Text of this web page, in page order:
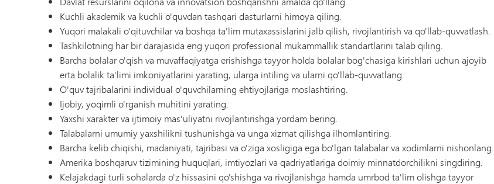
Kuchli akademik va kuchli o'quvdan tashqari dasturlarni himoya qiling.
Yuqori malakali o'qituvchilar va boshqa ta'lim mutaxassislarini jalb qilish, rivojlantirish va qo'llab-quvvatlash.
Tashkilotning har bir darajasida eng yuqori professional mukammallik standartlarini talab qiling.
Barcha bolalar o'qish va muvaffaqiyatga erishishga tayyor holda bolalar bog'chasiga kirishlari uchun ajoyib
erta bolalik ta'limi imkoniyatlarini yarating, ularga intiling va ularni qo'llab-quvvatlang.
O'quv tajribalarini individual o'quvchilarning ehtiyojlariga moslashtiring.
Ijobiy, yoqimli o'rganish muhitini yarating.
Yaxshi xarakter va ijtimoiy mas'uliyatni rivojlantirishga yordam bering.
Talabalarni umumiy yaxshilikni tushunishga va unga xizmat qilishga ilhomlantiring.
Barcha kelib chiqishi, madaniyati, tajribasi va o'ziga xosligiga ega bo'lgan talabalar va xodimlarni nishonlang.
Amerika boshqaruv tizimining huquqlari, imtiyozlari va qadriyatlariga doimiy minnatdorchilikni singdiring.
Kelajakdagi turli sohalarda o'z hissasini qo'shishga va rivojlanishga hamda umrbod ta'lim olishga tayyor